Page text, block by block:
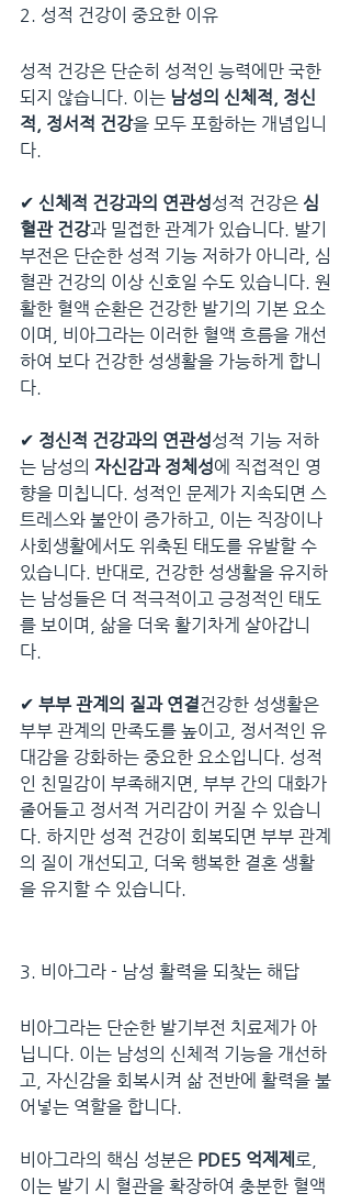
2. 성적 건강이 중요한 이유
성적 건강은 단순히 성적인 능력에만 국한
되지 않습니다. 이는 남성의 신체적, 정신
적, 정서적 건강을 모두 포함하는 개념입니
다.
✔ 신체적 건강과의 연관성성적 건강은 심
혈관 건강과 밀접한 관계가 있습니다. 발기
부전은 단순한 성적 기능 저하가 아니라, 심
혈관 건강의 이상 신호일 수도 있습니다. 원
활한 혈액 순환은 건강한 발기의 기본 요소
이며, 비아그라는 이러한 혈액 흐름을 개선
하여 보다 건강한 성생활을 가능하게 합니
다.
✔ 정신적 건강과의 연관성성적 기능 저하
는 남성의 자신감과 정체성에 직접적인 영
향을 미칩니다. 성적인 문제가 지속되면 스
트레스와 불안이 증가하고, 이는 직장이나
사회생활에서도 위축된 태도를 유발할 수
있습니다. 반대로, 건강한 성생활을 유지하
는 남성들은 더 적극적이고 긍정적인 태도
를 보이며, 삶을 더욱 활기차게 살아갑니
다.
✔ 부부 관계의 질과 연결건강한 성생활은
부부 관계의 만족도를 높이고, 정서적인 유
대감을 강화하는 중요한 요소입니다. 성적
인 친밀감이 부족해지면, 부부 간의 대화가
줄어들고 정서적 거리감이 커질 수 있습니
다. 하지만 성적 건강이 회복되면 부부 관계
의 질이 개선되고, 더욱 행복한 결혼 생활
을 유지할 수 있습니다.
3. 비아그라 - 남성 활력을 되찾는 해답
비아그라는 단순한 발기부전 치료제가 아
닙니다. 이는 남성의 신체적 기능을 개선하
고, 자신감을 회복시켜 삶 전반에 활력을 불
어넣는 역할을 합니다.
비아그라의 핵심 성분은 PDE5 억제제 로,
이는 발기 시 혈관을 확장하여 충분한 혈액